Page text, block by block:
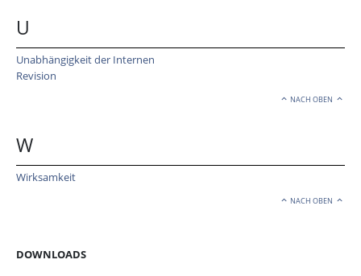
U
Unabhängigkeit der Internen
Revision
NACH OBEN
W
Wirksamkeit
NACH OBEN
DOWNLOADS